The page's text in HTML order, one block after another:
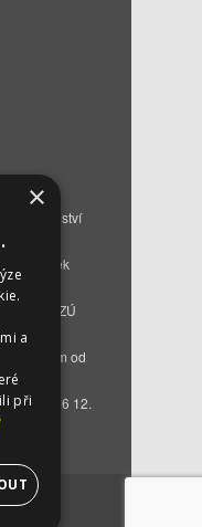
poradenství
podmínek
v NZÚ
úsporám od
12.
by
×
a
při